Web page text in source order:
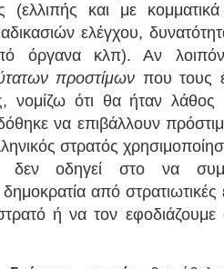
(ελλιπής και με
ελέγχου,
όργανα κλπ). Αν
προστίμων που τους
νομίζω ότι θα ήταν
να επιβάλλουν
στρατός
δεν οδηγεί στο να
από στρατιωτικές
ή να τον